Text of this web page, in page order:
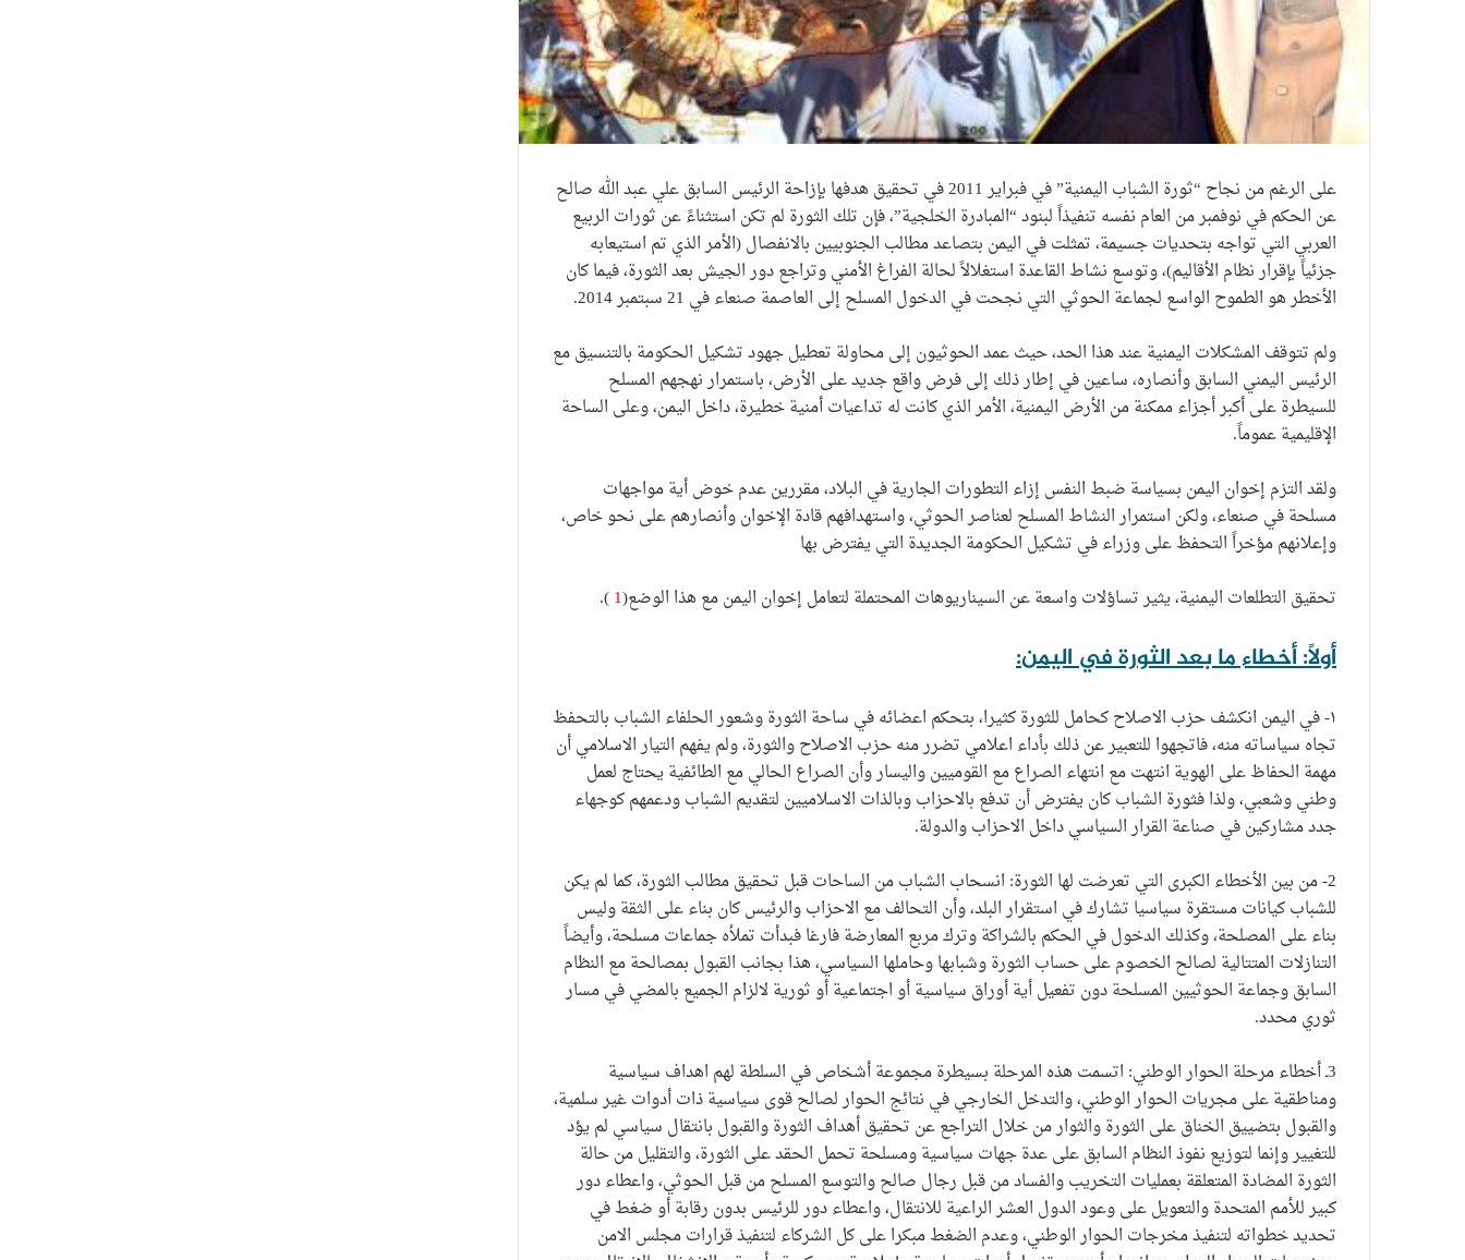
على الرغم من نجاح “ثورة الشباب اليمنية” في فبراير 2011 في تحقيق هدفها بإزاحة الرئيس السابق علي عبد الله صالح
عن الحكم في نوفمبر من العام نفسه تنفيذاً لبنود “المبادرة الخلجية”، فإن تلك الثورة لم تكن استثناءً عن ثورات الربيع
العربي التي تواجه بتحديات جسيمة، تمثلت في اليمن بتصاعد مطالب الجنوبيين بالانفصال (الأمر الذي تم استيعابه
جزئياً بإقرار نظام الأقاليم)، وتوسع نشاط القاعدة استغلالاً لحالة الفراغ الأمني وتراجع دور الجيش بعد الثورة، فيما كان
الأخطر هو الطموح الواسع لجماعة الحوثي التي نجحت في الدخول المسلح إلى العاصمة صنعاء في 21 سبتمبر 2014.
ولم تتوقف المشكلات اليمنية عند هذا الحد، حيث عمد الحوثيون إلى محاولة تعطيل جهود تشكيل الحكومة بالتنسيق مع
الرئيس اليمني السابق وأنصاره، ساعين في إطار ذلك إلى فرض واقع جديد على الأرض، باستمرار نهجهم المسلح
للسيطرة على أكبر أجزاء ممكنة من الأرض اليمنية، الأمر الذي كانت له تداعيات أمنية خطيرة، داخل اليمن، وعلى الساحة
الإقليمية عموماً.
ولقد التزم إخوان اليمن بسياسة ضبط النفس إزاء التطورات الجارية في البلاد، مقررين عدم خوض أية مواجهات
مسلحة في صنعاء، ولكن استمرار النشاط المسلح لعناصر الحوثي، واستهدافهم قادة الإخوان وأنصارهم على نحو خاص،
وإعلانهم مؤخراً التحفظ على وزراء في تشكيل الحكومة الجديدة التي يفترض بها
تحقيق التطلعات اليمنية، يثير تساؤلات واسعة عن السيناريوهات المحتملة لتعامل إخوان اليمن مع هذا الوضع(1
).
أولاً: أخطاء ما بعد الثورة في اليمن:
١- في اليمن انكشف حزب الاصلاح كحامل للثورة كثيرا، بتحكم اعضائه في ساحة الثورة وشعور الحلفاء الشباب بالتحفظ
تجاه سياساته منه، فاتجهوا للتعبير عن ذلك بأداء اعلامي تضرر منه حزب الاصلاح والثورة، ولم يفهم التيار الاسلامي أن
مهمة الحفاظ على الهوية انتهت مع انتهاء الصراع مع القوميين واليسار وأن الصراع الحالي مع الطائفية يحتاج لعمل
وطني وشعبي، ولذا فثورة الشباب كان يفترض أن تدفع بالاحزاب وبالذات الاسلاميين لتقديم الشباب ودعمهم كوجهاء
جدد مشاركين في صناعة القرار السياسي داخل الاحزاب والدولة.
2- من بين الأخطاء الكبرى التي تعرضت لها الثورة: انسحاب الشباب من الساحات قبل تحقيق مطالب الثورة، كما لم يكن
للشباب كيانات مستقرة سياسيا تشارك في استقرار البلد، وأن التحالف مع الاحزاب والرئيس كان بناء على الثقة وليس
بناء على المصلحة، وكذلك الدخول في الحكم بالشراكة وترك مربع المعارضة فارغا فبدأت تملأه جماعات مسلحة، وأيضاً
التنازلات المتتالية لصالح الخصوم على حساب الثورة وشبابها وحاملها السياسي، هذا بجانب القبول بمصالحة مع النظام
السابق وجماعة الحوثيين المسلحة دون تفعيل أية أوراق سياسية أو اجتماعية أو ثورية لالزام الجميع بالمضي في مسار
ثوري محدد.
3ـ أخطاء مرحلة الحوار الوطني: اتسمت هذه المرحلة بسيطرة مجموعة أشخاص في السلطة لهم اهداف سياسية
ومناطقية على مجريات الحوار الوطني، والتدخل الخارجي في نتائج الحوار لصالح قوى سياسية ذات أدوات غير سلمية،
والقبول بتضييق الخناق على الثورة والثوار من خلال التراجع عن تحقيق أهداف الثورة والقبول بانتقال سياسي لم يؤد
للتغيير وإنما لتوزيع نفوذ النظام السابق على عدة جهات سياسية ومسلحة تحمل الحقد على الثورة، والتقليل من حالة
الثورة المضادة المتعلقة بعمليات التخريب والفساد من قبل رجال صالح والتوسع المسلح من قبل الحوثي، واعطاء دور
كبير للأمم المتحدة والتعويل على وعود الدول العشر الراعية للانتقال، واعطاء دور للرئيس بدون رقابة أو ضغط في
تحديد خطواته لتنفيذ مخرجات الحوار الوطني، وعدم الضغط مبكرا على كل الشركاء لتنفيذ قرارات مجلس الامن